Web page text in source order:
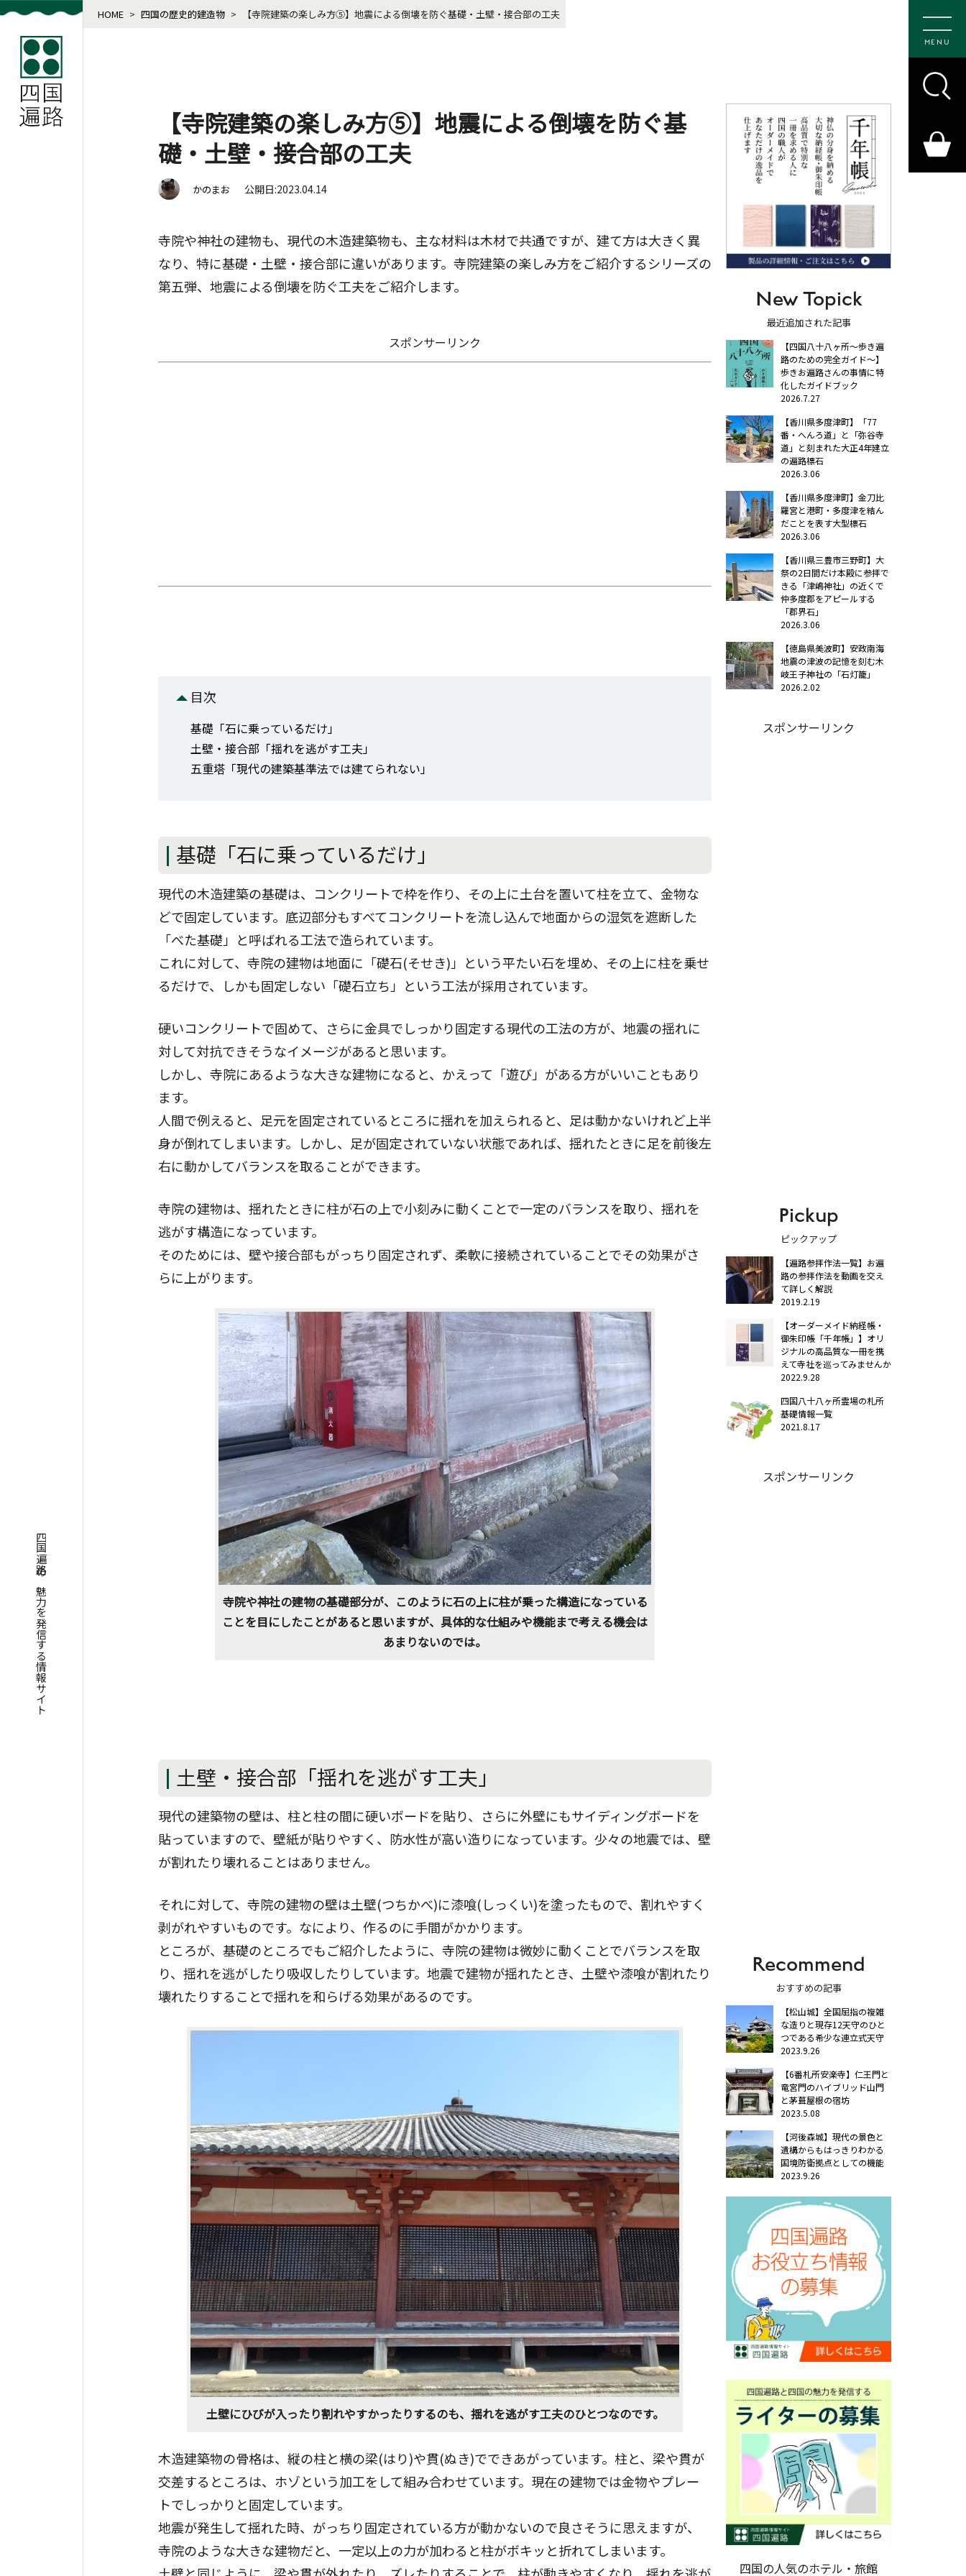
四国遍路の魅力を発信する情報サイト
MENU
HOME > 四国の歴史的建造物 > 【寺院建築の楽しみ方⑤】地震による倒壊を防ぐ基礎・土壁・接合部の工夫
【寺院建築の楽しみ方⑤】地震による倒壊を防ぐ基
礎・土壁・接合部の工夫
かのまお 公開日:2023.04.14
寺院や神社の建物も、現代の木造建築物も、主な材料は木材で共通ですが、建て方は大きく異
なり、特に基礎・土壁・接合部に違いがあります。寺院建築の楽しみ方をご紹介するシリーズの
第五弾、地震による倒壊を防ぐ工夫をご紹介します。
スポンサーリンク
目次
基礎「石に乗っているだけ」
土壁・接合部「揺れを逃がす工夫」
五重塔「現代の建築基準法では建てられない」
基礎「石に乗っているだけ」
現代の木造建築の基礎は、コンクリートで枠を作り、その上に土台を置いて柱を立て、金物な
どで固定しています。底辺部分もすべてコンクリートを流し込んで地面からの湿気を遮断した
「べた基礎」と呼ばれる工法で造られています。
これに対して、寺院の建物は地面に「礎石(そせき)」という平たい石を埋め、その上に柱を乗せ
るだけで、しかも固定しない「礎石立ち」という工法が採用されています。
硬いコンクリートで固めて、さらに金具でしっかり固定する現代の工法の方が、地震の揺れに
対して対抗できそうなイメージがあると思います。
しかし、寺院にあるような大きな建物になると、かえって「遊び」がある方がいいこともあり
ます。
人間で例えると、足元を固定されているところに揺れを加えられると、足は動かないけれど上半
身が倒れてしまいます。しかし、足が固定されていない状態であれば、揺れたときに足を前後左
右に動かしてバランスを取ることができます。
寺院の建物は、揺れたときに柱が石の上で小刻みに動くことで一定のバランスを取り、揺れを
逃がす構造になっています。
そのためには、壁や接合部もがっちり固定されず、柔軟に接続されていることでその効果がさ
らに上がります。
寺院や神社の建物の基礎部分が、このように石の上に柱が乗った構造になっている
ことを目にしたことがあると思いますが、具体的な仕組みや機能まで考える機会は
あまりないのでは。
土壁・接合部「揺れを逃がす工夫」
現代の建築物の壁は、柱と柱の間に硬いボードを貼り、さらに外壁にもサイディングボードを
貼っていますので、壁紙が貼りやすく、防水性が高い造りになっています。少々の地震では、壁
が割れたり壊れることはありません。
それに対して、寺院の建物の壁は土壁(つちかべ)に漆喰(しっくい)を塗ったもので、割れやすく
剥がれやすいものです。なにより、作るのに手間がかかります。
ところが、基礎のところでもご紹介したように、寺院の建物は微妙に動くことでバランスを取
り、揺れを逃がしたり吸収したりしています。地震で建物が揺れたとき、土壁や漆喰が割れたり
壊れたりすることで揺れを和らげる効果があるのです。
土壁にひびが入ったり割れやすかったりするのも、揺れを逃がす工夫のひとつなのです。
木造建築物の骨格は、縦の柱と横の梁(はり)や貫(ぬき)でできあがっています。柱と、梁や貫が
交差するところは、ホゾという加工をして組み合わせています。現在の建物では金物やプレー
トでしっかりと固定しています。
地震が発生して揺れた時、がっちり固定されている方が動かないので良さそうに思えますが、
寺院のような大きな建物だと、一定以上の力が加わると柱がボキッと折れてしまいます。
New Topick
最近追加された記事
【四国八十八ヶ所～歩き遍
路のための完全ガイド～】
歩きお遍路さんの事情に特
化したガイドブック
2026.7.27
【香川県多度津町】「77
番・へんろ道」と「弥谷寺
道」と刻まれた大正4年建立
の遍路標石
2026.3.06
【香川県多度津町】金刀比
羅宮と港町・多度津を結ん
だことを表す大型標石
2026.3.06
【香川県三豊市三野町】大
祭の2日間だけ本殿に参拝で
きる「津嶋神社」の近くで
仲多度郡をアピールする
「郡界石」
2026.3.06
【徳島県美波町】安政南海
地震の津波の記憶を刻む木
岐王子神社の「石灯籠」
2026.2.02
スポンサーリンク
Pickup
ピックアップ
【遍路参拝作法一覧】お遍
路の参拝作法を動画を交え
て詳しく解説
2019.2.19
【オーダーメイド納経帳・
御朱印帳「千年帳」】オリ
ジナルの高品質な一冊を携
えて寺社を巡ってみませんか
2022.9.28
四国八十八ヶ所霊場の札所
基礎情報一覧
2021.8.17
スポンサーリンク
Recommend
おすすめの記事
【松山城】全国屈指の複雑
な造りと現存12天守のひと
つである希少な連立式天守
2023.9.26
【6番札所安楽寺】仁王門と
竜宮門のハイブリッド山門
と茅葺屋根の宿坊
2023.5.08
【河後森城】現代の景色と
遺構からもはっきりわかる
国境防衛拠点としての機能
2023.9.26
四国の人気のホテル・旅館